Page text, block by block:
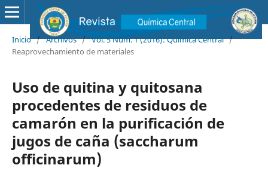
Inicio / Archivos / Vol. 5 Núm. 1 (2016): Química Central /
Reaprovechamiento de materiales
Uso de quitina y quitosana
procedentes de residuos de
camarón en la purificación de
jugos de caña (saccharum
officinarum)